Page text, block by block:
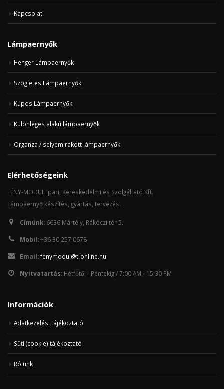
Kapcsolat
Lámpaernyők
Henger Lámpaernyők
Szögletes Lámpaernyők
Kúpos Lámpaernyők
Különleges alakú lámpaernyők
Organza / selyem rakott lámpaernyők
Elérhetőségeink
FÉNY-MODUL Ipari, Kereskedelmi és Szolgáltató Kft.
Lámpaernyő készítés, gyártás, tervezés.
Címünk: 6636 Mártély, Rákóczi tér 5.
Mobil:+36 30 257 0678
Email:fenymodul@t-online.hu
Nyitvatartás: Hétfőtől - Péntekig / 7:00 AM - 15:30 PM
Információk
Adatkezelési tájékoztató
Süti (cookie) tájékoztató
Rólunk